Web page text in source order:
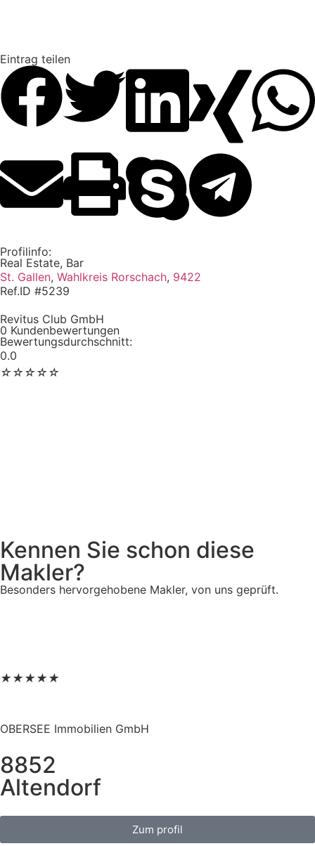
Eintrag teilen
Profilinfo:
Real Estate, Bar
St. Gallen, Wahlkreis Rorschach, 9422
Ref.ID #5239
Revitus Club GmbH
0 Kundenbewertungen
Bewertungsdurchschnitt:
0.0
☆☆☆☆☆
Kennen Sie schon diese
Makler?
Besonders hervorgehobene Makler, von uns geprüft.
★★★★★
OBERSEE Immobilien GmbH
8852
Altendorf
Zum profil